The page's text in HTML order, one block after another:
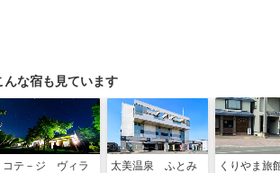
んな宿も見ています
コテ－ジ ヴィラ
太美温泉 ふとみ
くりやま旅